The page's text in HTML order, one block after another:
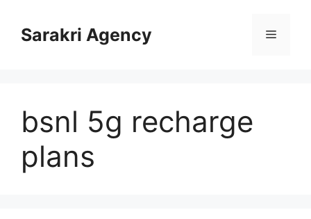
contentSarakri Agency Menu
bsnl 5g recharge
plans